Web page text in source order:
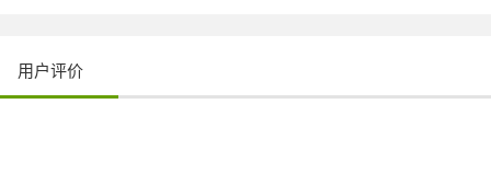
用户评价